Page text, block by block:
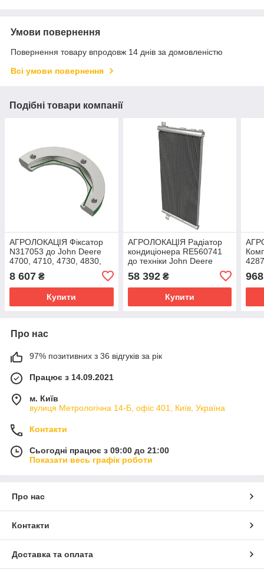
Умови повернення
Повернення товару впродовж 14 днів за домовленістю
Всі умови повернення
Подібні товари компанії
АГРОЛОКАЦІЯ Фіксатор
N317053 до John Deere
4700, 4710, 4730, 4830,
N317053)
8 607 ₴
Купити
АГРОЛОКАЦІЯ Радіатор
кондиціонера RE560741
до техніки John Deere
(унікальний ID: RE560741)
58 392₴
Купити
968
Про нас
97% позитивних з 36 відгуків за рік
Працює з 14.09.2021
м. Київ
вулиця Метрологічна 14-Б, офіс 401, Київ, Україна
Контакти
Сьогодні працює з 09:00 до 21:00
Показати весь графік роботи
Про нас
Контакти
Доставка та оплата